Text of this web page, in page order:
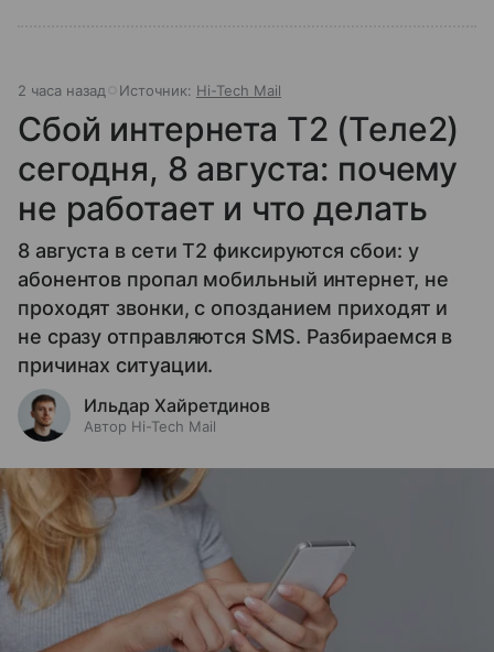
2 часа назад Источник: Hi-Tech Mail
Сбой интернета T2 (Теле2)
сегодня, 8 августа: почему
не работает и что делать
8 августа в сети T2 фиксируются сбои: у
абонентов пропал мобильный интернет, не
проходят звонки, с опозданием приходят и
не сразу отправляются SMS. Разбираемся в
причинах ситуации.
Ильдар Хайретдинов
Автор Hi-Tech Mail